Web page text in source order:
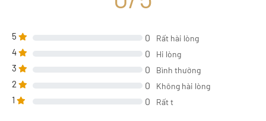
5 0 Rất hài lòng
4 0 Hi lòng
3 0 Bình thường
2 0 Không hài lòng
1 0 Rất t